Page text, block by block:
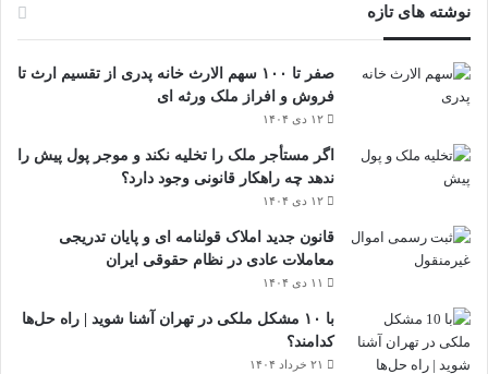
نوشته های تازه
صفر تا ۱۰۰ سهم الارث خانه پدری از تقسیم ارث تا
فروش و افراز ملک ورثه ای
۱۲ دی ۱۴۰۴
اگر مستأجر ملک را تخلیه نکند و موجر پول پیش را
ندهد چه راهکار قانونی وجود دارد؟
۱۲ دی ۱۴۰۴
قانون جدید املاک قولنامه ای و پایان تدریجی
معاملات عادی در نظام حقوقی ایران
۱۱ دی ۱۴۰۴
با ۱۰ مشکل ملکی در تهران آشنا شوید | راه حل‌ها
کدامند؟
۲۱ خرداد ۱۴۰۴